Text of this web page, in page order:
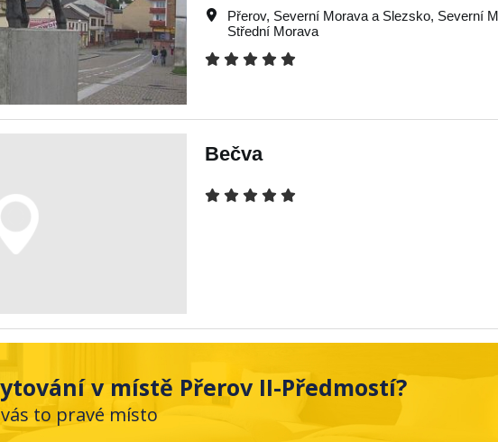
Přerov, Severní Morava a Slezsko, Severní
Střední Morava
Bečva
v místě Přerov II-Předmostí?
to pravé místo